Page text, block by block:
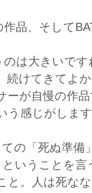
作品、そして
は大きいです
続けてきてよ
ーが自慢の作
う感じがしま
の「死ぬ準備
ということを
と。人は死な